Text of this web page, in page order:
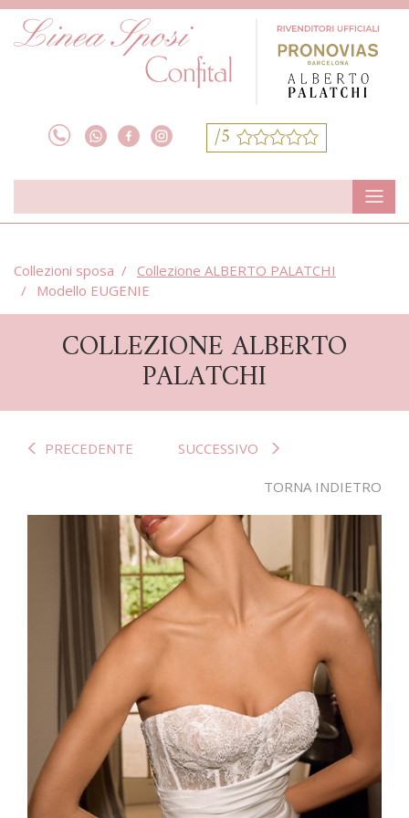
/5
Collezioni sposa
Collezione ALBERTO PALATCHI
Modello EUGENIE
COLLEZIONE ALBERTO
PALATCHI
PRECEDENTE SUCCESSIVO
TORNA INDIETRO